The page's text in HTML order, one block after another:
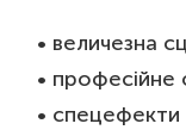
• величезна
• професійне
•